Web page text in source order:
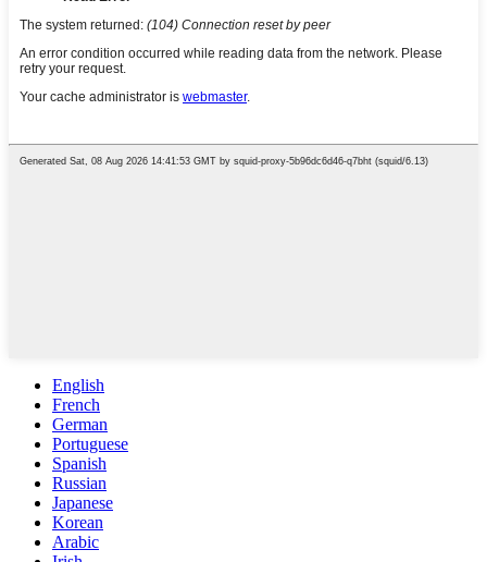
English
French
German
Portuguese
Spanish
Russian
Japanese
Korean
Arabic